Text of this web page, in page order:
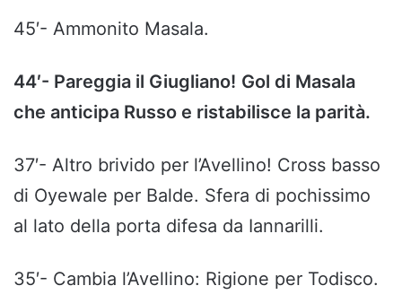
45′- Ammonito Masala.
44′- Pareggia il Giugliano! Gol di Masala
che anticipa Russo e ristabilisce la parità.
37′- Altro brivido per l’Avellino! Cross basso
di Oyewale per Balde. Sfera di pochissimo
al lato della porta difesa da Iannarilli.
35′- Cambia l’Avellino: Rigione per Todisco.